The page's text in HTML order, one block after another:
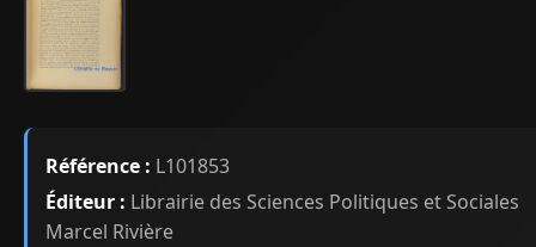
Référence : L101853
Éditeur : Librairie des Sciences Politiques et Sociales
Marcel Rivière